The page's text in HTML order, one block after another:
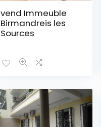
vend Immeuble
Birmandreis les
Sources